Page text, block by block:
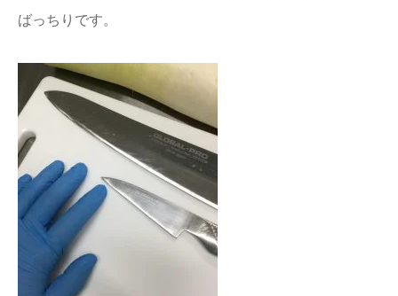
ばっちりです。